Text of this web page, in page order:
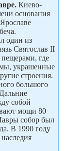
Киево-
основания
один из
Святослав II
где
украшенные
строения.
большого
собой
мощи 80
собор был
В 1990 году